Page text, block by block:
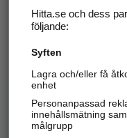
Hitta.se - Gratis
Sök företag, personer
Hitta telefonnummer,
Hitta.se och dess
följande:
Syften
Lagra och/eller få
enhet
Personanpassad
innehållsmätning
målgrupp